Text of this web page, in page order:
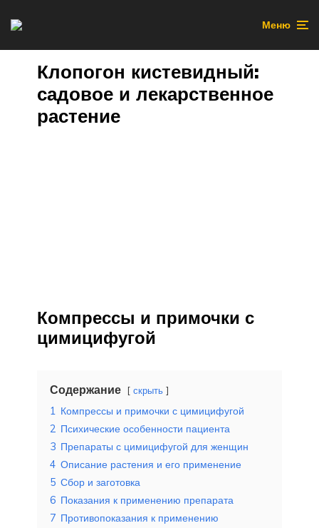
Меню
Клопогон кистевидный:
садовое и лекарственное
растение
Компрессы и примочки с
цимицифугой
Содержание скрыть
1 Компрессы и примочки с цимицифугой
2 Психические особенности пациента
3 Препараты с цимицифугой для женщин
4 Описание растения и его применение
5 Сбор и заготовка
6 Показания к применению препарата
7 Противопоказания к применению